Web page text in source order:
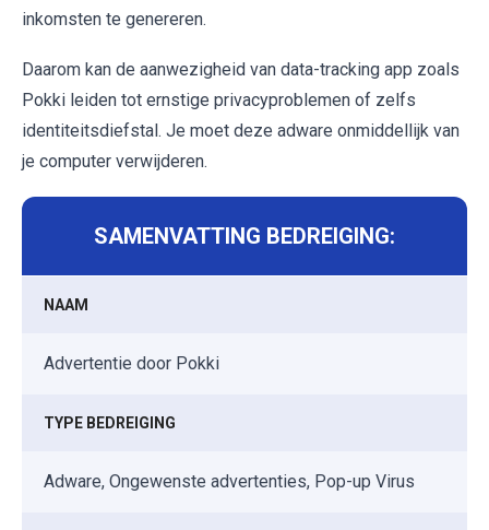
inkomsten te genereren.
Daarom kan de aanwezigheid van data-tracking app zoals
Pokki leiden tot ernstige privacyproblemen of zelfs
identiteitsdiefstal. Je moet deze adware onmiddellijk van
je computer verwijderen.
SAMENVATTING BEDREIGING:
NAAM
Advertentie door Pokki
TYPE BEDREIGING
Adware, Ongewenste advertenties, Pop-up Virus